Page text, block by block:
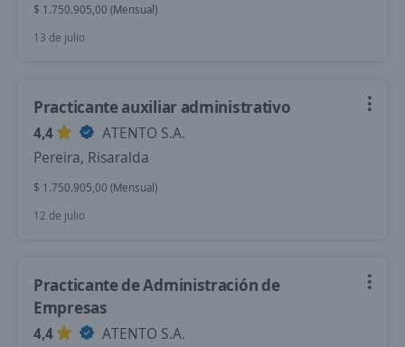
$ 1.750.905,00 (Mensual)
13 de julio
Practicante auxiliar administrativo
4,4
ATENTO S.A.
Pereira, Risaralda
$ 1.750.905,00 (Mensual)
12 de julio
Practicante de Administración de
Empresas
4,4
ATENTO S.A.